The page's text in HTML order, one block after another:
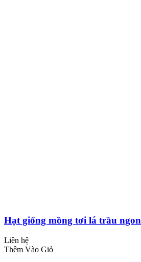
Hạt giống mồng tơi lá trầu ngon
Liên hệ
Thêm Vào Giỏ